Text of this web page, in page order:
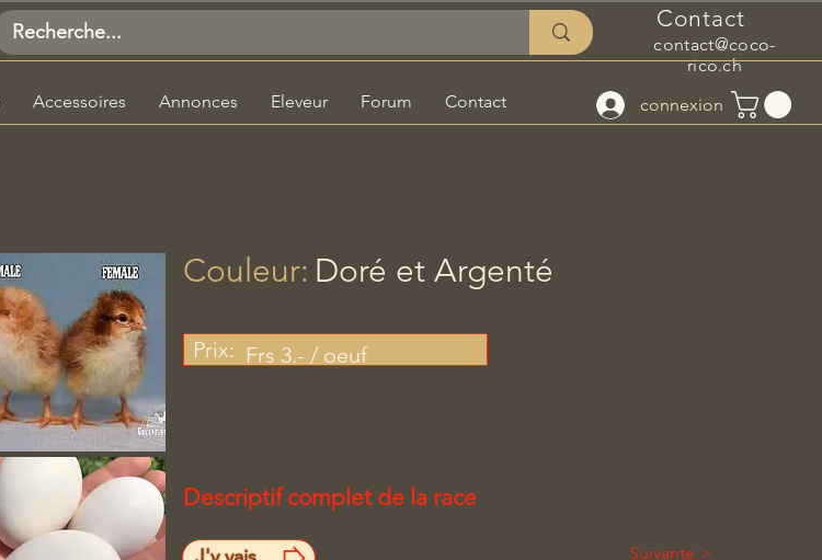
Contact
contact@coco-
rico.ch
connexion
Accessoires Annonces Eleveur Forum Contact
Doré et Argenté
Couleur:
Prix: Frs 3.- / oeuf
Descriptif complet de la race
Suivante >